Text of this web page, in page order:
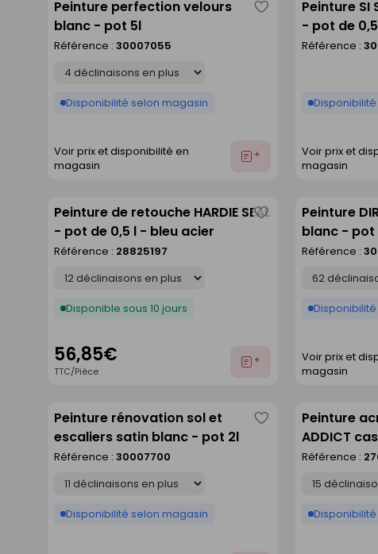
Peinture perfection velours
blanc - pot 5l
Référence : 30007055
Disponibilité selon magasin
Voir prix et disponibilité en
magasin
Ajouter
EnregistrerPeinture SI
- pot de
Référence :
Voir prix et
magasin
Peinture de retouche HARDIE SEAL
- pot de 0,5 l - bleu acier
Référence : 28825197
Disponible sous 10 jours
56,85€
TTC/Pièce
Ajouter
Enregistrer
comme
Peinture
blanc - pot
Référence :
Voir prix et
magasin
Peinture rénovation sol et
escaliers satin blanc - pot 2l
Référence : 30007700
Disponibilité selon magasin
Enregistrer
comme
Peinture
ADDICT
Référence :